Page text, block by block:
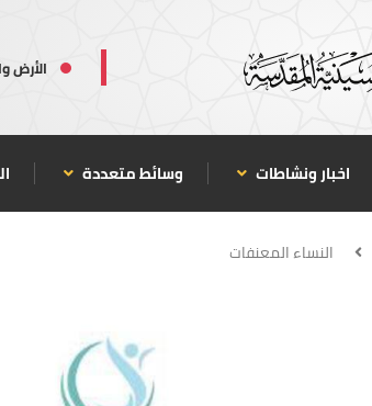
الأرض
اخبار ونشاطات وسائط متعددة
النساء المعنفات